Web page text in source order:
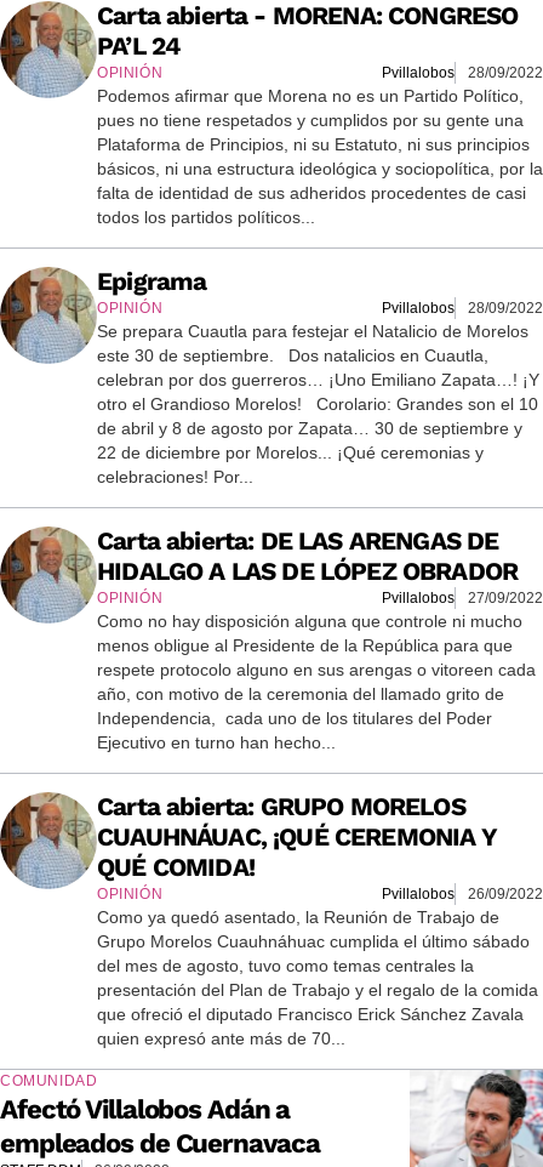
Carta abierta - MORENA: CONGRESO
PA’L 24
OPINIÓN Pvillalobos 28/09/2022
Podemos afirmar que Morena no es un Partido Político,
pues no tiene respetados y cumplidos por su gente una
Plataforma de Principios, ni su Estatuto, ni sus principios
básicos, ni una estructura ideológica y sociopolítica, por la
falta de identidad de sus adheridos procedentes de casi
todos los partidos políticos...
Epigrama
OPINIÓN Pvillalobos 28/09/2022
Se prepara Cuautla para festejar el Natalicio de Morelos
este 30 de septiembre. Dos natalicios en Cuautla,
celebran por dos guerreros… ¡Uno Emiliano Zapata…! ¡Y
otro el Grandioso Morelos! Corolario: Grandes son el 10
de abril y 8 de agosto por Zapata… 30 de septiembre y
22 de diciembre por Morelos... ¡Qué ceremonias y
celebraciones! Por...
Carta abierta: DE LAS ARENGAS DE
HIDALGO A LAS DE LÓPEZ OBRADOR
OPINIÓN Pvillalobos 27/09/2022
Como no hay disposición alguna que controle ni mucho
menos obligue al Presidente de la República para que
respete protocolo alguno en sus arengas o vitoreen cada
año, con motivo de la ceremonia del llamado grito de
Independencia, cada uno de los titulares del Poder
Ejecutivo en turno han hecho...
Carta abierta: GRUPO MORELOS
CUAUHNÁUAC, ¡QUÉ CEREMONIA Y
QUÉ COMIDA!
OPINIÓN Pvillalobos 26/09/2022
Como ya quedó asentado, la Reunión de Trabajo de
Grupo Morelos Cuauhnáhuac cumplida el último sábado
del mes de agosto, tuvo como temas centrales la
presentación del Plan de Trabajo y el regalo de la comida
que ofreció el diputado Francisco Erick Sánchez Zavala
quien expresó ante más de 70...
COMUNIDAD
Afectó Villalobos Adán a
empleados de Cuernavaca